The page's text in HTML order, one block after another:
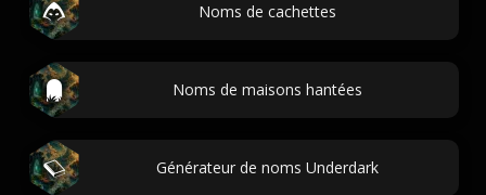
Noms de cachettes
Noms de maisons hantées
Générateur de noms Underdark